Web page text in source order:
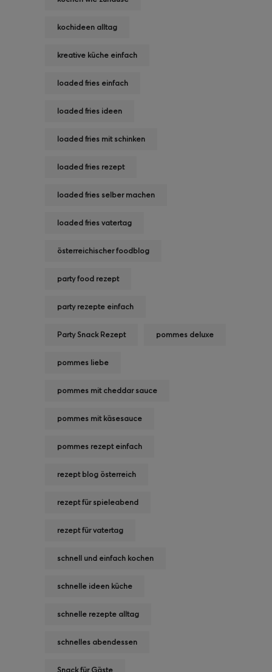
kochideen alltag
kreative küche einfach
loaded fries einfach
loaded fries ideen
loaded fries mit schinken
loaded fries rezept
loaded fries selber machen
loaded fries vatertag
österreichischer foodblog
party food rezept
party rezepte einfach
Party Snack Rezept pommes deluxe
pommes liebe
pommes mit cheddar sauce
pommes mit käsesauce
pommes rezept einfach
rezept blog österreich
rezept für spieleabend
rezept für vatertag
schnell und einfach kochen
schnelle ideen küche
schnelle rezepte alltag
schnelles abendessen
Snack für Gäste